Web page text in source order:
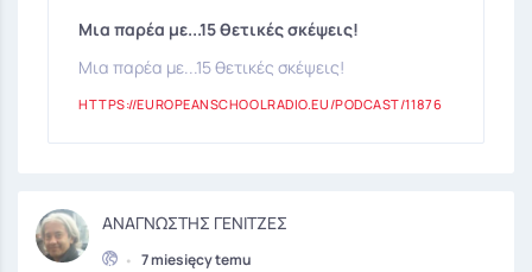
Μια παρέα με...15 θετικές σκέψεις!
Μια παρέα με...15 θετικές σκέψεις!
HTTPS://EUROPEANSCHOOLRADIO.EU/PODCAST/11876
ΑΝΑΓΝΩΣΤΗΣ ΓΕΝΙΤΖΕΣ
• 7 miesięcy temu